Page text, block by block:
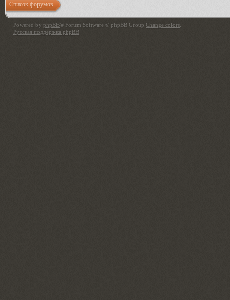
Список форумов
Powered by phpBB® Forum Software © phpBB Group Change colors
Русская поддержка phpBB